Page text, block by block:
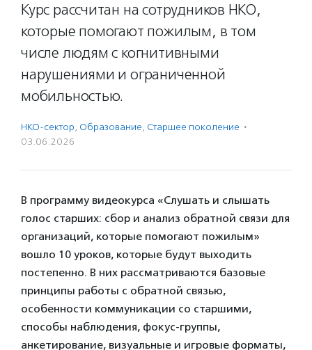
Курс рассчитан на сотрудников НКО,
которые помогают пожилым, в том
числе людям с когнитивными
нарушениями и ограниченной
мобильностью.
НКО-сектор, Образование, Старшее поколение ·
03.06.2026
В программу видеокурса «Слушать и слышать
голос старших: сбор и анализ обратной связи для
организаций, которые помогают пожилым»
вошло 10 уроков, которые будут выходить
постепенно. В них рассматриваются базовые
принципы работы с обратной связью,
особенности коммуникации со старшими,
способы наблюдения, фокус-группы,
анкетирование, визуальные и игровые форматы,